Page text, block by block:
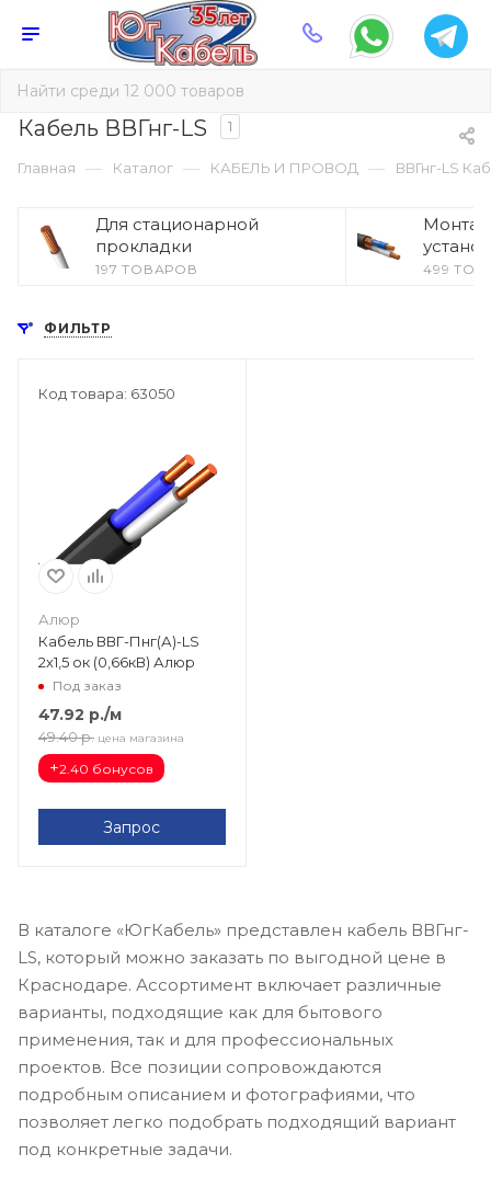
Кабель ВВГнг-LS 1
Главная — Каталог — КАБЕЛЬ И ПРОВОД — ВВГнг-LS
Для стационарной
прокладки
197 ТОВАРОВ 499
ФИЛЬТР
Код товара: 63050
Алюр
Кабель ВВГ-Пнг(А)-LS
2х1,5 ок (0,66кВ) Алюр
Под заказ
47.92 р./м
49.40 р. цена магазина
+2.40 бонусов
Запрос
В каталоге «ЮгКабель» представлен кабель ВВГнг-
LS, который можно заказать по выгодной цене в
Краснодаре. Ассортимент включает различные
варианты, подходящие как для бытового
применения, так и для профессиональных
проектов. Все позиции сопровождаются
подробным описанием и фотографиями, что
позволяет легко подобрать подходящий вариант
под конкретные задачи.